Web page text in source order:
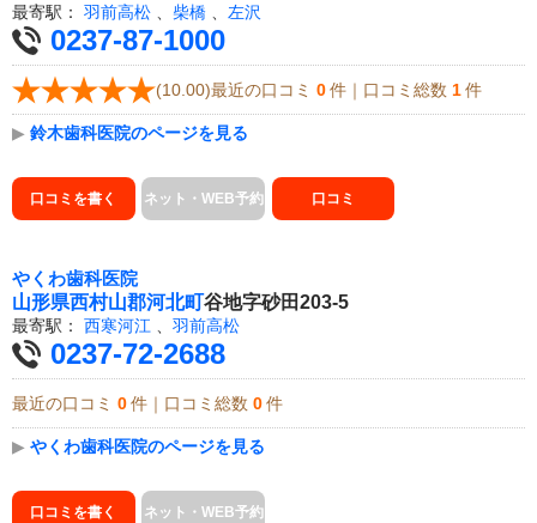
最寄駅： 羽前高松 柴橋 左沢
0237-87-1000
(10.00)最近の口コミ 0 件｜口コミ総数 1 件
▶ 鈴木歯科医院のページを見る
口コミを書く ネット・WEB予約 口コミ
やくわ歯科医院
山形県西村山郡河北町谷地字砂田203-5
最寄駅： 西寒河江 、 羽前高松
0237-72-2688
最近の口コミ 0 件｜口コミ総数 0 件
▶ やくわ歯科医院のページを見る
口コミを書く ネット・WEB予約